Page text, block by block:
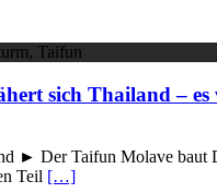
Taifun
sich Thailand –
► Der Taifun Molave baut
Teil […]